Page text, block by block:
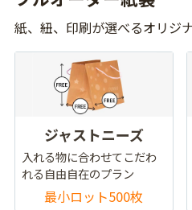
紙、紐、印刷が選べるオリジ
ジャストニーズ
入れる物に合わせてこだわ
れる自由自在のプラン
最小ロット500枚